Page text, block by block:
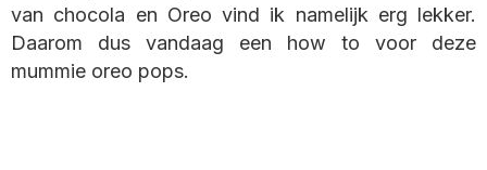
van chocola en Oreo vind ik namelijk erg lekker.
Daarom dus vandaag een how to voor deze
mummie oreo pops.